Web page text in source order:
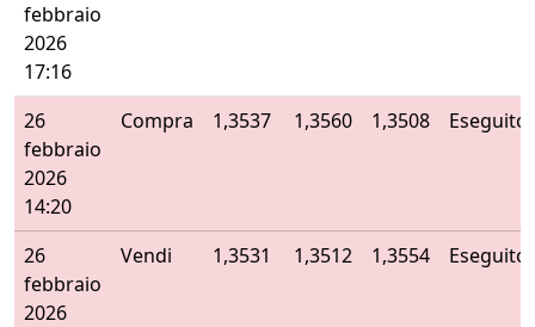
febbraio
2026
17:16
26
febbraio
2026
14:20
Compra 1,3537 1,3560 1,3508 Eseguito
26
febbraio
2026
Vendi 1,3531 1,3512 1,3554 Eseguito